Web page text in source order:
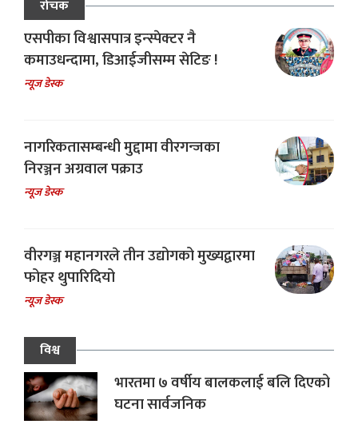
रोचक
एसपीका विश्वासपात्र इन्स्पेक्टर नै
कमाउधन्दामा, डिआईजीसम्म सेटिङ !
न्यूज डेस्क
नागरिकतासम्बन्धी मुद्दामा वीरगन्जका
निरञ्जन अग्रवाल पक्राउ
न्यूज डेस्क
वीरगञ्ज महानगरले तीन उद्योगको मुख्यद्वारमा
फोहर थुपारिदियो
न्यूज डेस्क
विश्व
भारतमा ७ वर्षीय बालकलाई बलि दिएको
घटना सार्वजनिक